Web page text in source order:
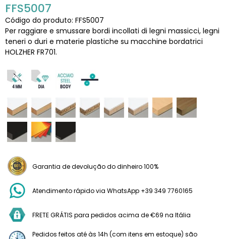
FFS5007
Código do produto: FFS5007
Per raggiare e smussare bordi incollati di legni massicci, legni
teneri o duri e materie plastiche su macchine bordatrici
HOLZHER FR701.
Garantia de devolução do dinheiro 100%
Atendimento rápido via WhatsApp +39 349 7760165
FRETE GRÁTIS para pedidos acima de €69 na Itália
Pedidos feitos até às 14h (com itens em estoque) são